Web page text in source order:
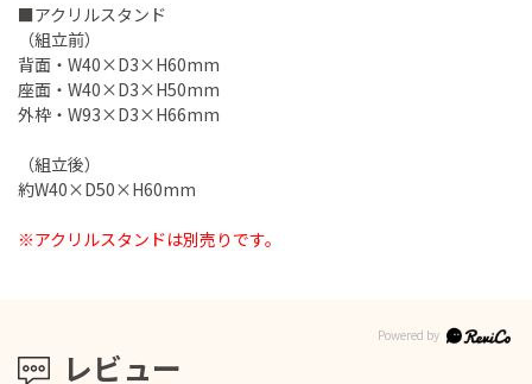
■アクリルスタンド
（組立前）
背面・W40×D3×H60mm
座面・W40×D3×H50mm
外枠・W93×D3×H66mm
（組立後）
約W40×D50×H60mm
※アクリルスタンドは別売りです。
レビュー